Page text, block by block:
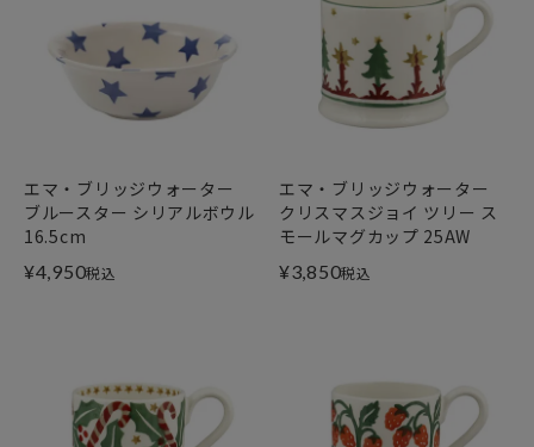
エマ・ブリッジウォーター
ブルースター シリアルボウル
16.5cm
¥4,950税込
エマ・ブリッジウォーター
クリスマスジョイ ツリー ス
モールマグカップ 25AW
¥3,850税込